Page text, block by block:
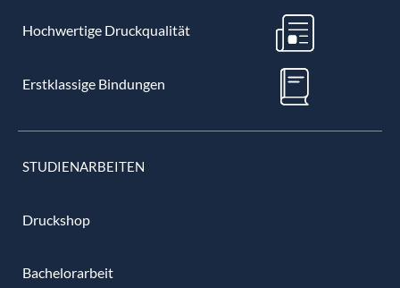
Hochwertige Druckqualität
Erstklassige Bindungen
STUDIENARBEITEN
Druckshop
Bachelorarbeit